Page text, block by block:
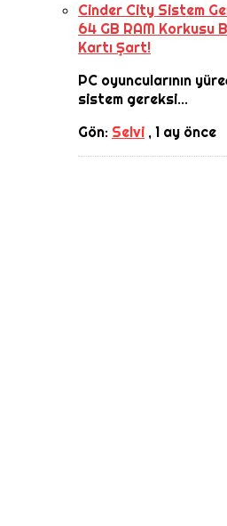
Cinder City Sistem
64 GB RAM Korkusu
Kartı Şart!
PC oyuncularının
sistem gereksi...
Gön: Selvi ,1 ay önce